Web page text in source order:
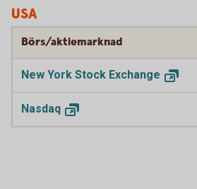
USA
Börs/aktiemarknad
New York Stock Exchange
Nasdaq